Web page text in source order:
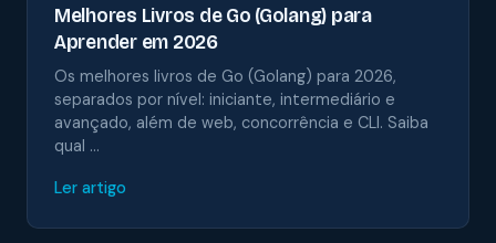
Melhores Livros de Go (Golang) para
Aprender em 2026
Os melhores livros de Go (Golang) para 2026,
separados por nível: iniciante, intermediário e
avançado, além de web, concorrência e CLI. Saiba
qual …
Ler artigo